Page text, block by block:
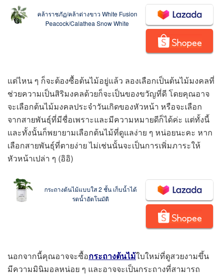
คล้าราชภัฏ/คล้าด่างขาว White Fusion
Peacock/Calathea Snow White
แต่ไหน ๆ ก็จะต้องซื้อต้นไม้อยู่แล้ว ลองเลือกเป็นต้นไม้มงคลที่
ช่วยความเป็นสิริมงคลด้วยก็จะเป็นของขวัญที่ดี โดยคุณอาจ
จะเลือกต้นไม้มงคลประจำวันเกิดของหัวหน้า หรือจะเลือก
จากสายพันธุ์ที่มีชื่อเพราะและมีความหมายดีก็ได้ค่ะ แต่ทั้งนี้
และทั้งนั้นก็พยายามเลือกต้นไม้ที่ดูแลง่าย ๆ หน่อยนะคะ หาก
เลือกสายพันธุ์ที่ตายง่าย ไม่เช่นนั้นจะเป็นการเพิ่มภาระให้
หัวหน้าเปล่า ๆ (อิอิ)
กระถางต้นไม้แบบใส 2 ชั้น เก็บน้ำได้
รดน้ำอัตโนมัติ
นอกจากนี้คุณอาจจะซื้อกระถางต้นไม้ใบใหม่ที่ดูสวยงามขึ้น
มีความมินิมอลหน่อย ๆ และอาจจะเป็นกระถางที่สามารถ